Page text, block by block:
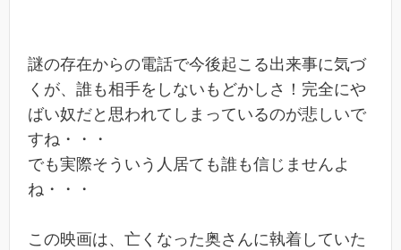
謎の存在からの電話で今後起こる出来事に気づ
くが、誰も相手をしないもどかしさ！完全にや
ばい奴だと思われてしまっているのが悲しいで
すね・・・
でも実際そういう人居ても誰も信じませんよ
ね・・・
この映画は、亡くなった奥さんに執着していた